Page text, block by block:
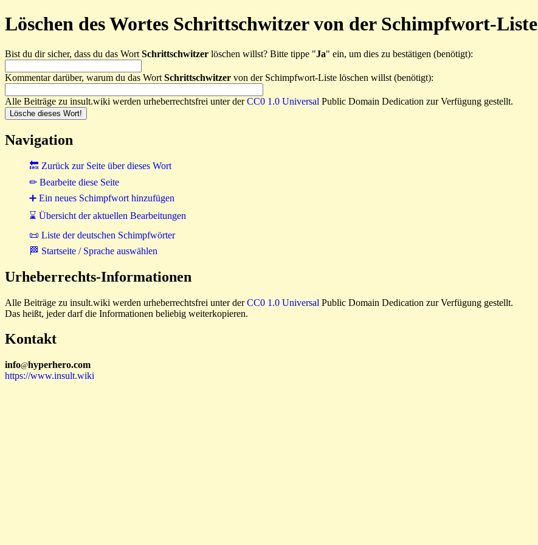
Löschen des Wortes Schrittschwitzer von der Schimpfwort-Liste
Bist du dir sicher, dass du das Wort Schrittschwitzer löschen willst? Bitte tippe "Ja" ein, um dies zu bestätigen (benötigt):
Kommentar darüber, warum du das Wort Schrittschwitzer von der Schimpfwort-Liste löschen willst (benötigt):
Alle Beiträge zu insult.wiki werden urheberrechtsfrei unter derCC0 1.0 Universal Public Domain Dedication zur Verfügung gestellt.
Navigation
🔙 Zurück zur Seite über dieses Wort
✏ Bearbeite diese Seite
➕ Ein neues Schimpfwort hinzufügen
⌛ Übersicht der aktuellen Bearbeitungen
📜 Liste der deutschen Schimpfwörter
🏁 Startseite / Sprache auswählen
Urheberrechts-Informationen
Alle Beiträge zu insult.wiki werden urheberrechtsfrei unter derCC0 1.0 Universal Public Domain Dedication zur Verfügung gestellt.
Das heißt, jeder darf die Informationen beliebig weiterkopieren.
Kontakt
info@hyperhero.com
https://www.insult.wiki